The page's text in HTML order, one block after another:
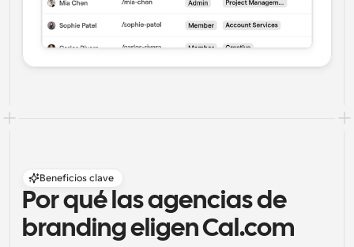
Beneficios clave
Por qué las agencias de
branding eligen Cal.com